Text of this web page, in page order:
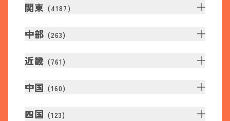
関東 (4187 )
中部 (263)
近畿 (761 )
中国 (160)
四国 (123)